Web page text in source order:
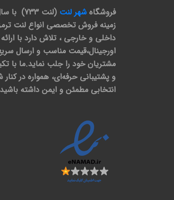
فروشگاه شهر لنت
(لنت 733)
زمینه فروش تخصصی انواع لنت
داخلی و خارجی ، تلاش دارد با
اورجینال،قیمت مناسب و ارسال
مشتریان خود را جلب نماید.ما با
و پشتیبانی حرفه‌ای، همواره در
انتخابی مطمئن و ایمن داشته